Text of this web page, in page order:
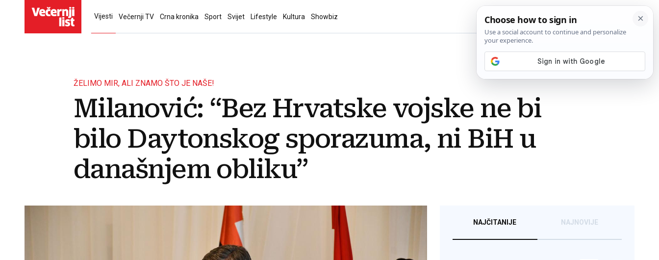
Vijesti Večernji TV Crna kronika Sport Svijet Lifestyle Kultura Showbiz
ŽELIMO MIR, ALI ZNAMO ŠTO JE NAŠE!
Milanović: “Bez Hrvatske vojske ne bi
bilo Daytonskog sporazuma, ni BiH u
današnjem obliku”
NAJČITANIJE NAJNOVIJE